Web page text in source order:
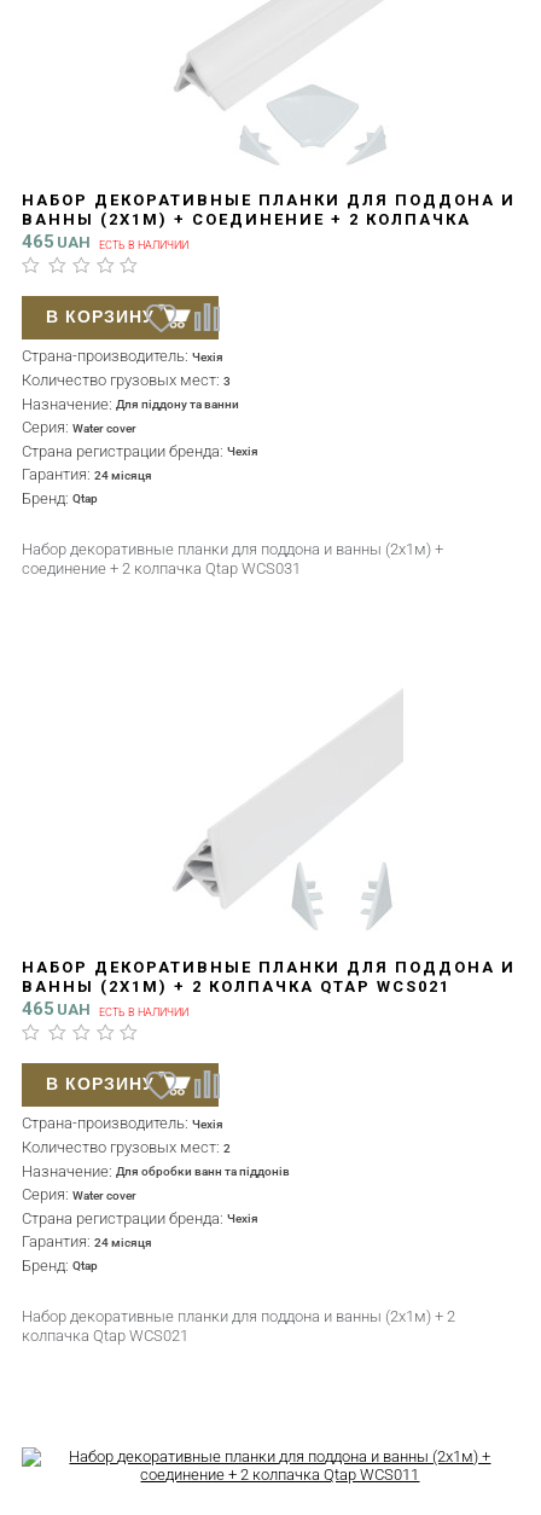
НАБОР ДЕКОРАТИВНЫЕ ПЛАНКИ ДЛЯ ПОДДОНА И
ВАННЫ (2X1М) + СОЕДИНЕНИЕ + 2 КОЛПАЧКА
QTAP WCS031
465 UAH ЕСТЬ В НАЛИЧИИ
Страна-производитель: Чехія
Количество грузовых мест: 3
Назначение: Для піддону та ванни
Серия: Water cover
Страна регистрации бренда: Чехія
Гарантия: 24 місяця
Бренд: Qtap
Набор декоративные планки для поддона и ванны (2x1м) +
соединение + 2 колпачка Qtap WCS031
В КОРЗИНУ
НАБОР ДЕКОРАТИВНЫЕ ПЛАНКИ ДЛЯ ПОДДОНА И
ВАННЫ (2X1М) + 2 КОЛПАЧКА QTAP WCS021
465 UAH ЕСТЬ В НАЛИЧИИ
Страна-производитель: Чехія
Количество грузовых мест: 2
Назначение: Для обробки ванн та піддонів
Серия: Water cover
Страна регистрации бренда: Чехія
Гарантия: 24 місяця
Бренд: Qtap
Набор декоративные планки для поддона и ванны (2x1м) + 2
колпачка Qtap WCS021
В КОРЗИНУ